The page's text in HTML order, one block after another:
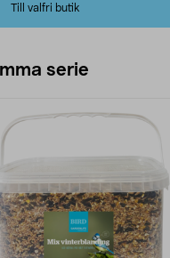
Till valfri butik
serie